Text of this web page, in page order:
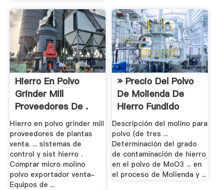
Hierro En Polvo
Grinder Mill
Proveedores De .
Hierro en polvo grinder mill
proveedores de plantas
venta. ... sistemas de
control y sist hierro .
Comprar micro molino
polvo exportador venta-
Equipos de ...
» Precio Del Polvo
De Molienda De
Hierro Fundido
Descripción del molino para
polvo (de tres ...
Determinación del grado
de contaminación de hierro
en el polvo de MoO3 ... en
el proceso de Molienda y ...